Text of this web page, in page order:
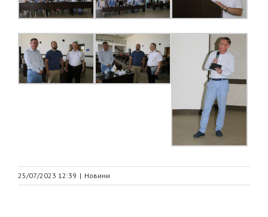
25/07/2023 12:39 | Новини